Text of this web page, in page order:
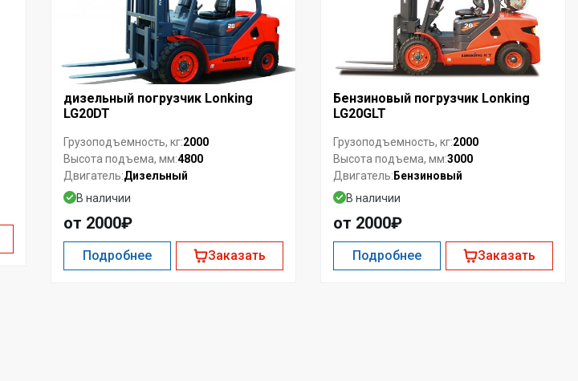
дизельный погрузчик Lonking
LG20DT
Грузоподъемность, кг:2000
Высота подъема, мм:4800
Двигатель:Дизельный
В наличии
от 2000₽
Подробнее Заказать
Бензиновый погрузчик Lonking
LG20GLT
Грузоподъемность, кг:2000
Высота подъема, мм:3000
Двигатель: Бензиновый
В наличии
от 2000₽
Подробнее Заказать